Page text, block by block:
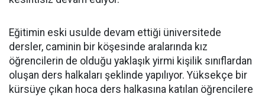
Eğitimin eski usulde devam ettiği üniversitede
dersler, caminin bir köşesinde aralarında kız
öğrencilerin de olduğu yaklaşık yirmi kişilik sınıflardan
oluşan ders halkaları şeklinde yapılıyor. Yüksekçe bir
kürsüye çıkan hoca ders halkasına katılan öğrencilere